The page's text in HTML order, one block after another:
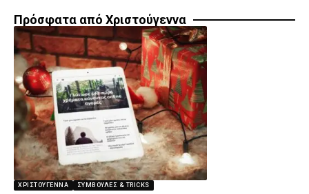
Πρόσφατα από Χριστούγεννα
ΧΡΙΣΤΟΎΓΕΝΝΑ ΣΥΜΒΟΥΛΈΣ & TRICKS